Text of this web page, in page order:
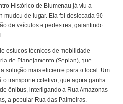
Histórico de Blumenau já viu a
mudou de lugar. Ela foi deslocada 90
de veículos e pedestres, garantindo
estudos técnicos de mobilidade
de Planejamento (Seplan), que
solução mais eficiente para o local. Um
o transporte coletivo, que agora ganha
ônibus, interligando a Rua Amazonas
a popular Rua das Palmeiras.